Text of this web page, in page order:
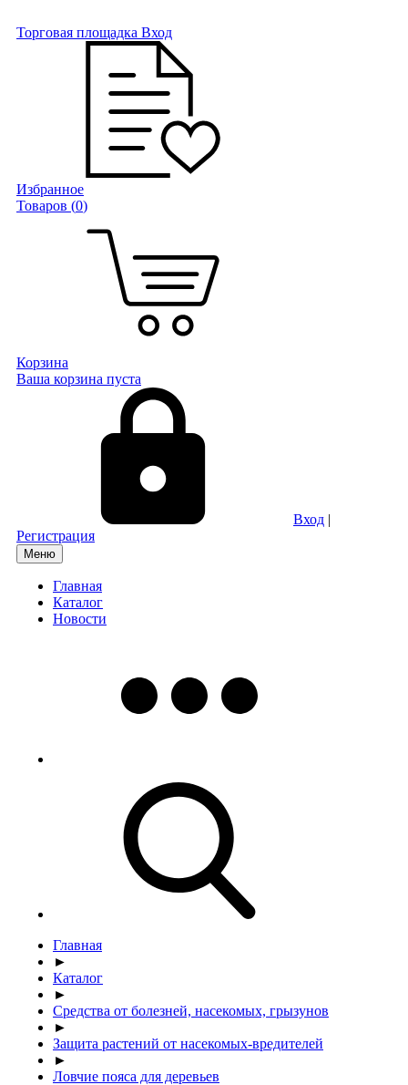
Торговая площадка Вход
Избранное
Товаров (0)
Корзина
Ваша корзина пуста
Вход |
Регистрация
Меню
Главная
Каталог
Новости
Главная
►
Каталог
►
Средства от болезней, насекомых, грызунов
►
Защита растений от насекомых-вредителей
►
Ловчие пояса для деревьев